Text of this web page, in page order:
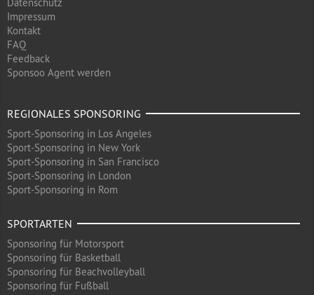
Impressum
Kontakt
FAQ
Feedback
Sponsoo Agent werden
REGIONALES SPONSORING
Sport-Sponsoring in Los Angeles
Sport-Sponsoring in New York
Sport-Sponsoring in San Francisco
Sport-Sponsoring in London
Sport-Sponsoring in Rom
SPORTARTEN
Sponsoring für Motorsport
Sponsoring für Basketball
Sponsoring für Beachvolleyball
Sponsoring für Fußball